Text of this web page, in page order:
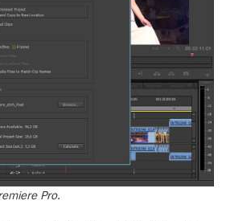
Pro.